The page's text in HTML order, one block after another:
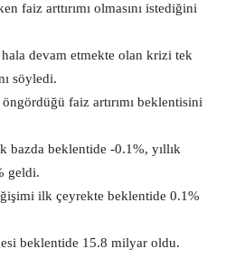
faiz arttırımı olmasını istediğini
devam etmekte olan krizi tek
söyledi.
faiz artırımı beklentisini
bazda beklentide -0.1%, yıllık
geldi.
ilk çeyrekte beklentide 0.1%
beklentide 15.8 milyar oldu.